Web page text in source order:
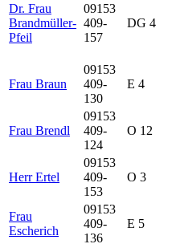
Dr. Frau
Brandmüller-
Pfeil
09153
409-
157
DG 4
Frau Braun
09153
409-
130
E 4
Frau Brendl
09153
409-
124
O 12
Herr Ertel
09153
409-
153
O 3
Frau
Escherich
09153
409-
136
E 5